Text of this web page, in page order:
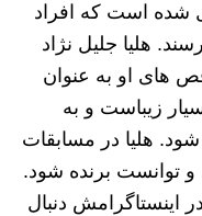
شده است که افراد
هلیا جلیل نژاد
های او به عنوان
زیباست و به
هلیا در مسابقات
توانست برنده شود.
اینستاگرامش دنبال